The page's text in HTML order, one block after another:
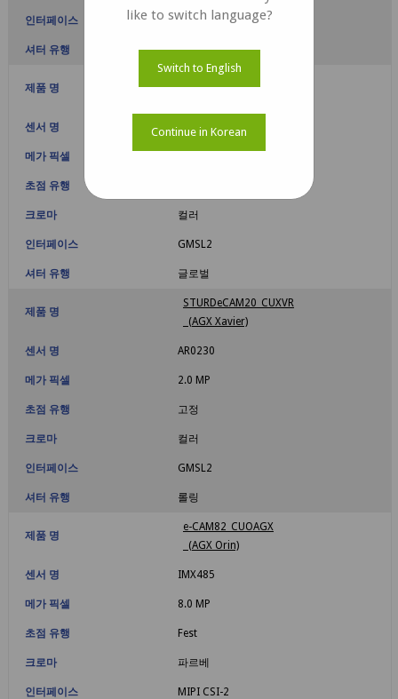
인터페이스 MIPI CSI-2
셔터 유행 롤링
제품 명
STURDeCAM25_CUXVR
센서 명 AR0234
메가 픽셀
초점 유행
크로마 컬러
인터페이스 GMSL2
셔터 유행 글로벌
제품 명
STURDeCAM20_CUXVR
(AGX Xavier)
센서 명 AR0230
메가 픽셀 2.0 MP
초점 유행 고정
크로마 컬러
인터페이스 GMSL2
셔터 유행 롤링
제품 명
e-CAM82_CUOAGX
(AGX Orin)
센서 명 IMX485
메가 픽셀 8.0 MP
초점 유행 Fest
크로마 파르베
인터페이스 MIPI CSI-2
like to switch language?
Switch to English
Continue in Korean